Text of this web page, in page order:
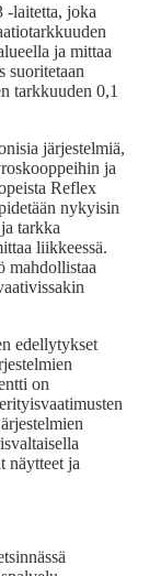
-laitetta, joka
ja mittaa
suoritetaan
tarkkuuden 0,1
järjestelmiä,
ja
Reflex
nykyisin
tarkka
liikkeessä.
mahdollistaa
edellytykset
on
näytteet ja